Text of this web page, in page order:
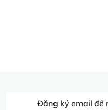
Đăng ký email để